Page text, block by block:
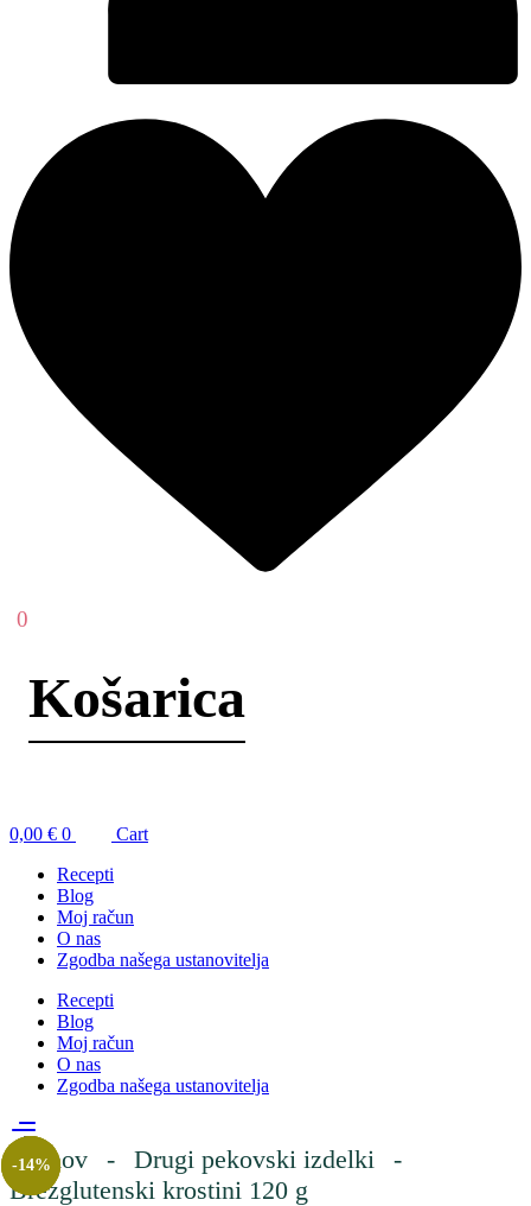
0
0,00 € 0
Cart
Recepti
Blog
Moj račun
O nas
Zgodba našega ustanovitelja
Recepti
Blog
Moj račun
O nas
Zgodba našega ustanovitelja
Domov - Drugi pekovski izdelki
-
Brezglutenski krostini 120 g
-14%
-14%
-14%